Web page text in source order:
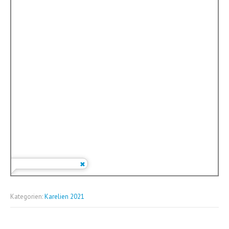
Kategorien:Karelien 2021